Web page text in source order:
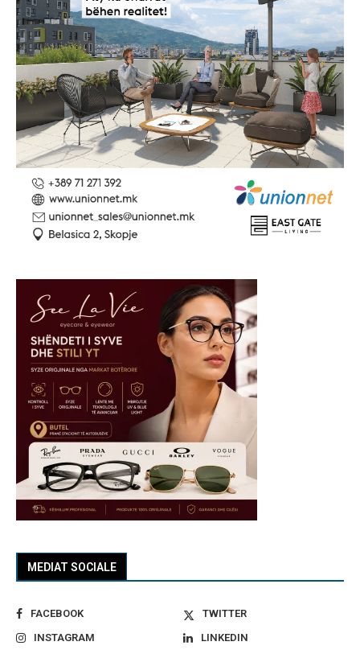
MEDIAT SOCIALE
FACEBOOK
TWITTER
INSTAGRAM
LINKEDIN